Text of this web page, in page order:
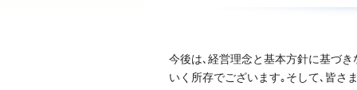
今後は､経営理念と基本方針に基づ
いく所存でございます｡そして､皆さ